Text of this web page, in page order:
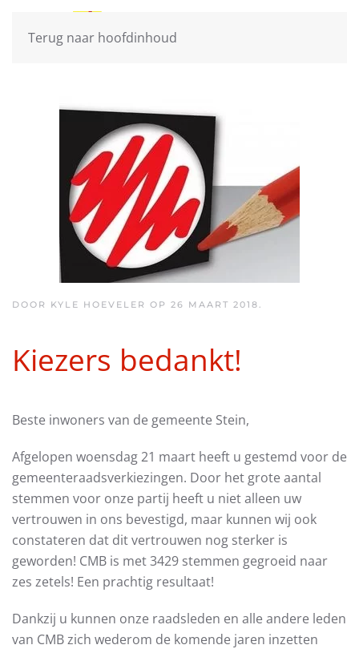
Terug naar hoofdinhoud
DOOR KYLE HOEVELER OP 26 MAART 2018.
Kiezers bedankt!
Beste inwoners van de gemeente Stein,
Afgelopen woensdag 21 maart heeft u gestemd voor de
gemeenteraadsverkiezingen. Door het grote aantal
stemmen voor onze partij heeft u niet alleen uw
vertrouwen in ons bevestigd, maar kunnen wij ook
constateren dat dit vertrouwen nog sterker is
geworden! CMB is met 3429 stemmen gegroeid naar
zes zetels! Een prachtig resultaat!
Dankzij u kunnen onze raadsleden en alle andere leden
van CMB zich wederom de komende jaren inzetten